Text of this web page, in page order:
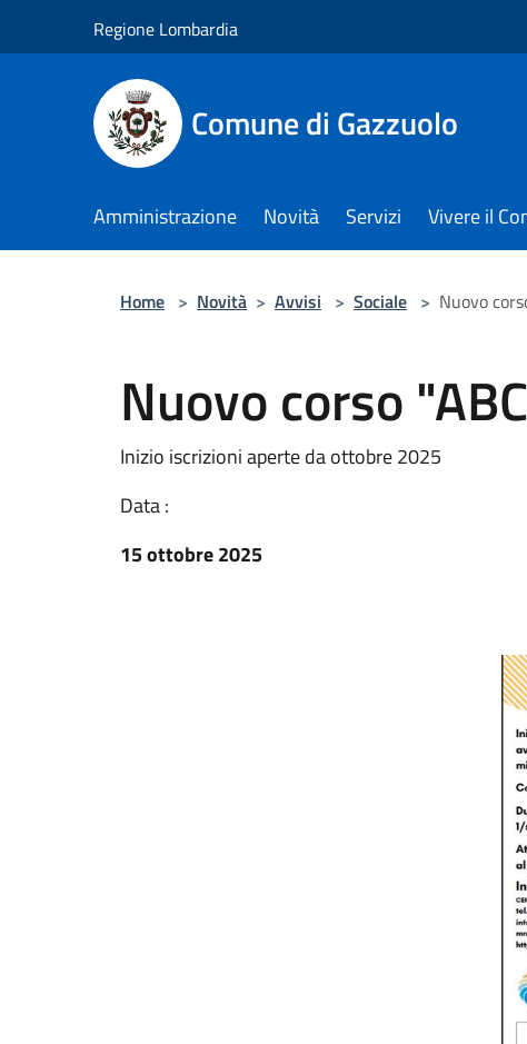
Regione Lombardia
Comune di Gazzuolo
Amministrazione Novità Servizi Vivere il
Home > Novità > Avvisi > Sociale > Nuovo
Nuovo corso
Inizio iscrizioni aperte da ottobre 2025
Data :
15 ottobre 2025